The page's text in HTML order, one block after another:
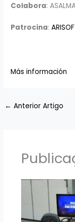
Colabora:
Patrocina:
Más información
← Anterior Artigo